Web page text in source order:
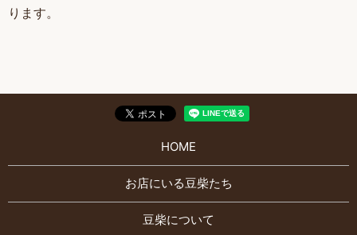
ります。
HOME
お店にいる豆柴たち
豆柴について